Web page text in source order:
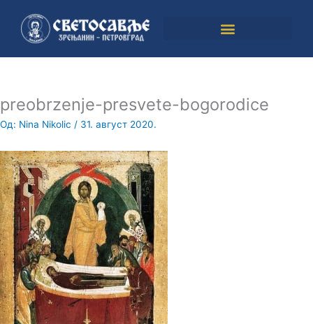
садржај
preobrzenje-presvete-bogorodice
Од: Nina Nikolic / 31. август 2020.